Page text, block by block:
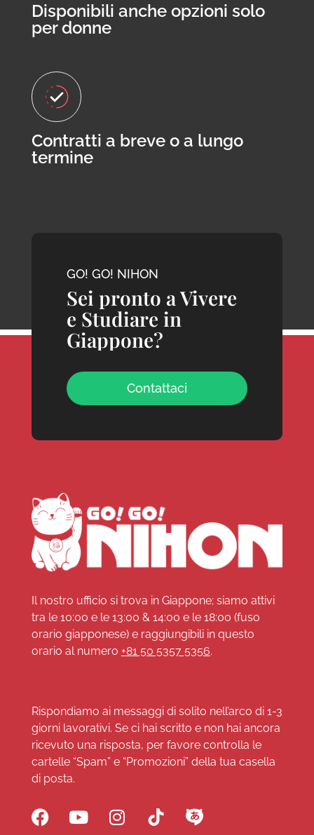
Disponibili anche opzioni solo
per donne
Contratti a breve o a lungo
termine
GO! GO! NIHON
Sei pronto a Vivere
e Studiare in
Giappone?
Contattaci
Il nostro ufficio si trova in Giappone; siamo attivi
tra le 10:00 e le 13:00 & 14:00 e le 18:00 (fuso
orario giapponese) e raggiungibili in questo
orario al numero +81 50 5357 5356.
Rispondiamo ai messaggi di solito nell’arco di 1-3
giorni lavorativi. Se ci hai scritto e non hai ancora
ricevuto una risposta, per favore controlla le
cartelle “Spam” e “Promozioni” della tua casella
di posta.